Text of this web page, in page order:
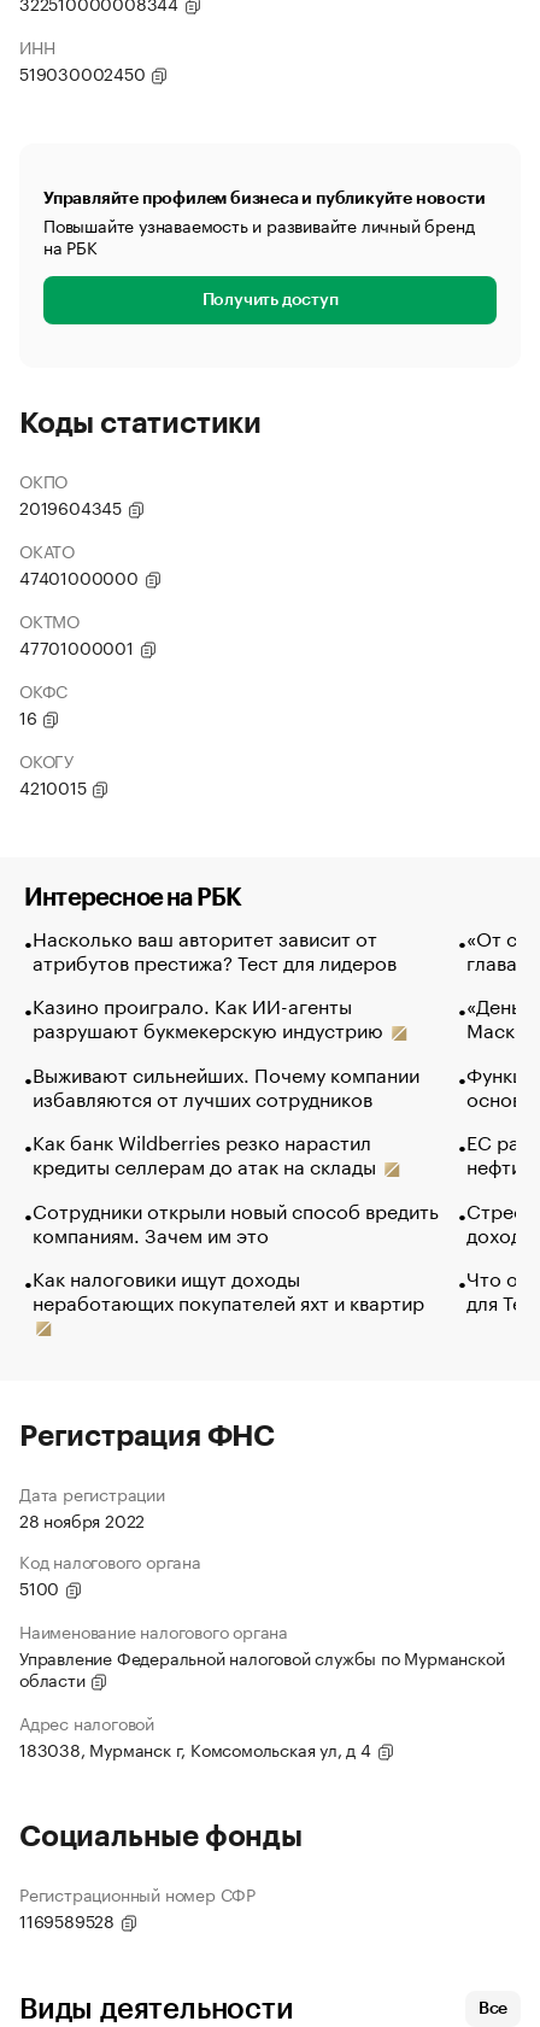
ИНН
519030002450
Управляйте профилем бизнеса и публикуйте новости
Повышайте узнаваемость и развивайте личный бренд
на РБК
Получить доступ
Коды статистики
ОКПО
2019604345
ОКАТО
47401000000
ОКТМО
47701000001
ОКФС
16
ОКОГУ
4210015
Интересное на РБК
Насколько ваш авторитет зависит от
атрибутов престижа? Тест для лидеров
Казино проиграло. Как ИИ-агенты
разрушают букмекерскую индустрию
Выживают сильнейших. Почему компании
избавляются от лучших сотрудников
Как банк Wildberries резко нарастил
кредиты селлерам до атак на склады
Сотрудники открыли новый способ вредить
компаниям. Зачем им это
Как налоговики ищут доходы
неработающих покупателей яхт и квартир
«От
глава
Маск в
основ
ЕС
нефти
Что
для
Регистрация ФНС
Дата регистрации
28 ноября 2022
Код налогового органа
5100
Наименование налогового органа
Управление Федеральной налоговой службы по Мурманской
области
Адрес налоговой
183038, Мурманск г, Комсомольская ул, д 4
Социальные фонды
Регистрационный номер СФР
1169589528
Виды деятельности Все